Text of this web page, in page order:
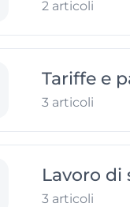
2 articoli
Tariffe e
3 articoli
Lavoro di
3 articoli